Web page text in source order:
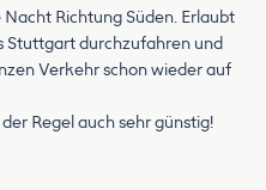
Richtung Süden. Erlaubt
Stuttgart durchzufahren und
Verkehr schon wieder auf
Regel auch sehr günstig!